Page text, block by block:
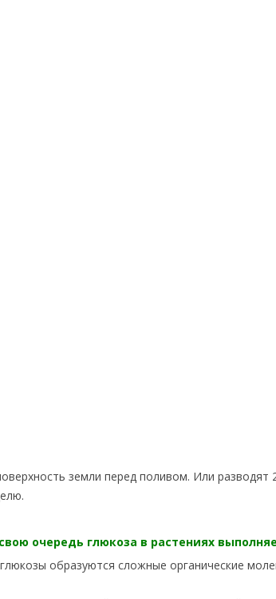
земли перед поливом. Или разводят
очередь глюкоза в растениях
образуются сложные органические